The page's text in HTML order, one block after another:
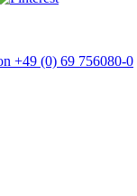
+49 (0) 69 756080-0